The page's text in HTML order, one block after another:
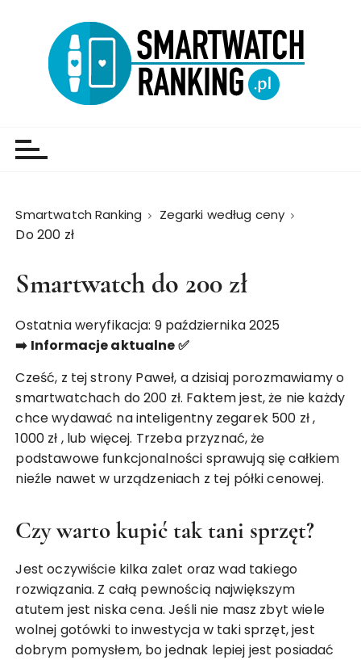
Smartwatch Ranking Zegarki według ceny
Do 200 zł
Smartwatch do 200 zł
Ostatnia weryfikacja: 9 października 2025
➡️ Informacje aktualne ✅
Cześć, z tej strony Paweł, a dzisiaj porozmawiamy o
smartwatchach do 200 zł. Faktem jest, że nie każdy
chce wydawać na inteligentny zegarek 500 zł,
1000 zł , lub więcej. Trzeba przyznać, że
podstawowe funkcjonalności sprawują się całkiem
nieźle nawet w urządzeniach z tej półki cenowej.
Czy warto kupić tak tani sprzęt?
Jest oczywiście kilka zalet oraz wad takiego
rozwiązania. Z całą pewnością największym
atutem jest niska cena. Jeśli nie masz zbyt wiele
wolnej gotówki to inwestycja w taki sprzęt, jest
dobrym pomysłem, bo jednak lepiej jest posiadać